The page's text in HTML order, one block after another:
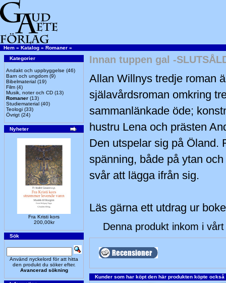
Hem » Katalog » Romaner »
Kategorier
Andakt och uppbyggelse (46)
Barn och ungdom (9)
Bibelmaterial (19)
Film (4)
Musik, noter och CD (13)
Romaner (13)
Studiematerial (40)
Teologi (33)
Övrigt (24)
Nyheter
Fra Kristi kors
200,00kr
Sök
Använd nyckelord för att hitta
den produkt du söker efter.
Avancerad sökning
Innan tuppen gal -
Allan Willnys tredje roman
själavårdsroman omkring
sammanlänkade öde;
hustru Lena och prästen
Den utspelar sig på Öland.
spänning, både på ytan
svår att lägga ifrån sig.
Läs gärna ett utdrag ur
Denna produkt inkom i
Kunder som har köpt den här produkten köpte också